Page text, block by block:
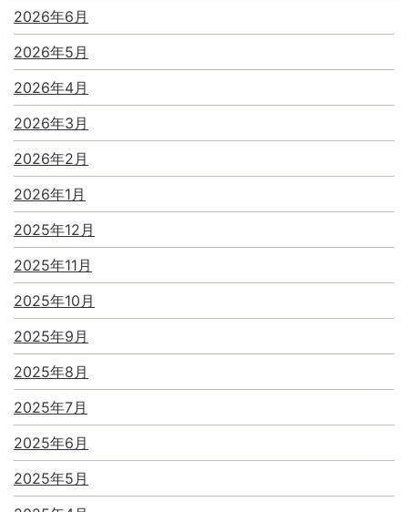
2026年6月
2026年5月
2026年4月
2026年3月
2026年2月
2026年1月
2025年12月
2025年11月
2025年10月
2025年9月
2025年8月
2025年7月
2025年6月
2025年5月